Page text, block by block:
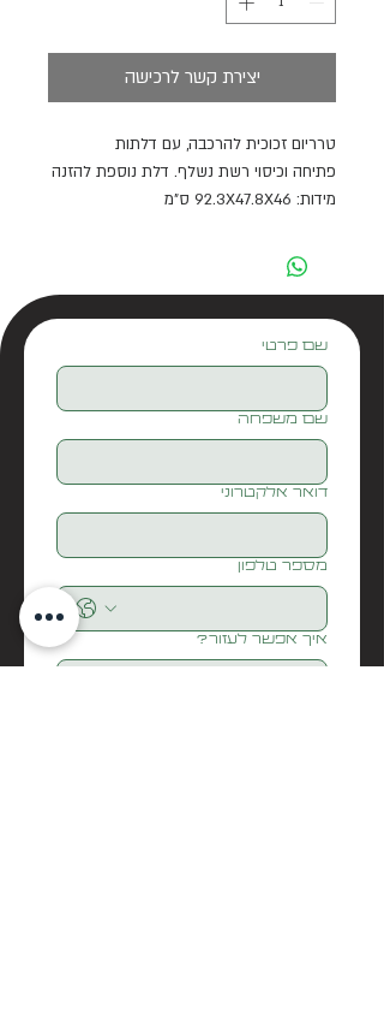
יצירת קשר לרכישה
טרריום זכוכית להרכבה, עם דלתות
פתיחה וכיסוי רשת נשלף. דלת נוספת להזנה
מידות: 92.3X47.8X46 ס"מ
· כיסוי רשת ממתכת לתחזוקה קלה
ואופטימלית
שם פרטי
שם משפחה
דואר אלקטרוני
מספר טלפון
איך אפשר לעזור?